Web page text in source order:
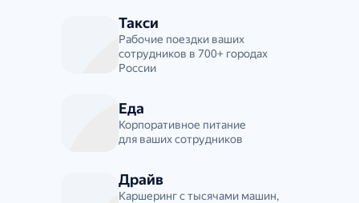
Такси
Рабочие поездки ваших
сотрудников в 700+ городах
России
Еда
Корпоративное питание
для ваших сотрудников
Драйв
Каршеринг с тысячами машин,